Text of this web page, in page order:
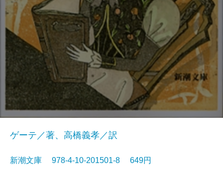
ゲーテ／著、高橋義孝／訳
新潮文庫 978-4-10-201501-8 649円